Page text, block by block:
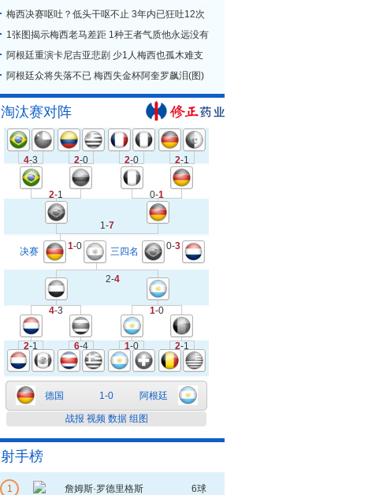
梅西决赛呕吐？低头干呕不止 3年内已狂吐12次
1张图揭示梅西老马差距 1种王者气质他永远没有
阿根廷重演卡尼吉亚悲剧 少1人梅西也孤木难支
阿根廷众将失落不已 梅西失金杯阿奎罗飙泪(图)
淘汰赛对阵
4-3 2-0 2-0 2-1
2-1 0-1
1-7
2-4
4-3 1-0
2-1 6-4 1-0 2-1
1-0 0-3
决赛 三四名
德国 1-0 阿根廷
战报 视频 数据 组图
射手榜
1 詹姆斯·罗德里格斯 6球